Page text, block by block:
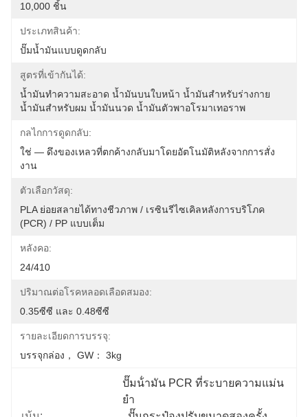
10,000 ชิ้น
ประเภทสินค้า:
ปั๊มน้ำมันแบบดูดกลับ
สูตรที่เข้ากันได้:
น้ำมันทำความสะอาด น้ำมันบนใบหน้า น้ำมันสำหรับร่างกาย
น้ำมันสำหรับผม น้ำมันนวด น้ำมันตัวพาอโรมาเทอราพ
กลไกการดูดกลับ:
ใช่ — ดึงของเหลวที่ตกค้างกลับมาโดยอัตโนมัติหลังจากการสั่ง
งาน
ตัวเลือกวัสดุ:
PLA ย่อยสลายได้ทางชีวภาพ / เรซินรีไซเคิลหลังการบริโภค
(PCR) / PP แบบเต็ม
หลังคอ:
24/410
ปริมาณต่อโรคหลอดเลือดสมอง:
0.35ซีซี และ 0.48ซีซี
รายละเอียดการบรรจุ:
บรรจุกล่อง， GW： 3kg
ปั๊มน้ํามัน PCR ที่ระบายความแม่น
ยํา